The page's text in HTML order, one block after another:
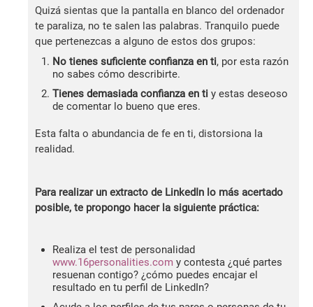
Quizá sientas que la pantalla en blanco del ordenador
te paraliza, no te salen las palabras. Tranquilo puede
que pertenezcas a alguno de estos dos grupos:
No tienes suficiente confianza en ti, por esta razón
no sabes cómo describirte.
Tienes demasiada confianza en ti y estas deseoso
de comentar lo bueno que eres.
Esta falta o abundancia de fe en ti, distorsiona la
realidad.
Para realizar un extracto de LinkedIn lo más acertado
posible, te propongo hacer la siguiente práctica:
Realiza el test de personalidad
www.16personalities.com y contesta ¿qué partes
resuenan contigo? ¿cómo puedes encajar el
resultado en tu perfil de LinkedIn?